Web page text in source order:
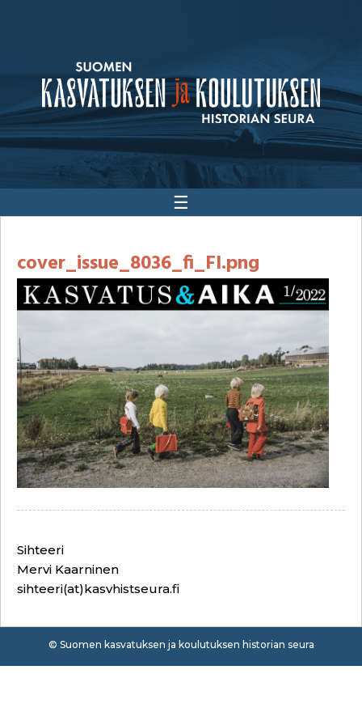
☰
cover_issue_8036_fi_FI.png
Sihteeri
Mervi Kaarninen
sihteeri(at)kasvhistseura.fi
© Suomen kasvatuksen ja koulutuksen historian seura